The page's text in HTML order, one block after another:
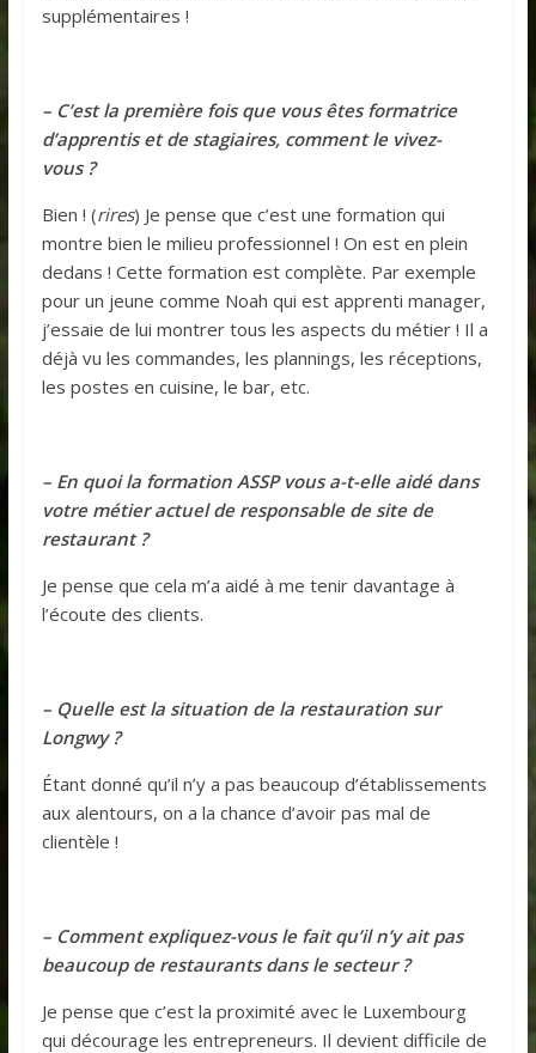
supplémentaires !
– C’est la première fois que vous êtes formatrice
d’apprentis et de stagiaires, comment le vivez-
vous ?
Bien ! (rires) Je pense que c’est une formation qui
montre bien le milieu professionnel ! On est en plein
dedans ! Cette formation est complète. Par exemple
pour un jeune comme Noah qui est apprenti manager,
j’essaie de lui montrer tous les aspects du métier ! Il a
déjà vu les commandes, les plannings, les réceptions,
les postes en cuisine, le bar, etc.
– En quoi la formation ASSP vous a-t-elle aidé dans
votre métier actuel de responsable de site de
restaurant ?
Je pense que cela m’a aidé à me tenir davantage à
l’écoute des clients.
– Quelle est la situation de la restauration sur
Longwy ?
Étant donné qu’il n’y a pas beaucoup d’établissements
aux alentours, on a la chance d’avoir pas mal de
clientèle !
– Comment expliquez-vous le fait qu’il n’y ait pas
beaucoup de restaurants dans le secteur ?
Je pense que c’est la proximité avec le Luxembourg
qui décourage les entrepreneurs. Il devient difficile de